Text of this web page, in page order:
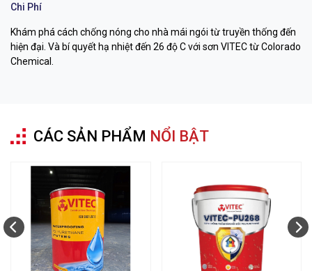
Chi Phí
Khám phá cách chống nóng cho nhà mái ngói từ truyền thống đến
hiện đại. Và bí quyết hạ nhiệt đến 26 độ C với sơn VITEC từ Colorado
Chemical.
CÁC SẢN PHẨM NỔI BẬT